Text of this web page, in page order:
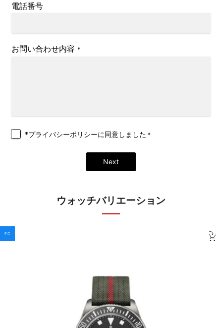
電話番号
お問い合わせ内容 *
*プライバシーポリシーに同意しました *
Next
ウォッチバリエーション
EC